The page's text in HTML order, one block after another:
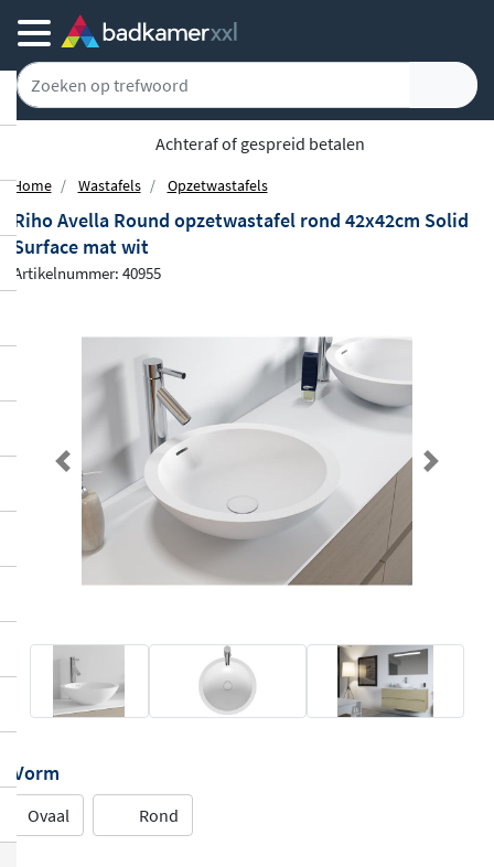
5779 klanten geven ons een 9.1
Home Wastafels Opzetwastafels
Riho Avella Round opzetwastafel rond 42x42cm Solid
Surface mat wit
Artikelnummer: 40955
Previous Next
Vorm
Ovaal Rond